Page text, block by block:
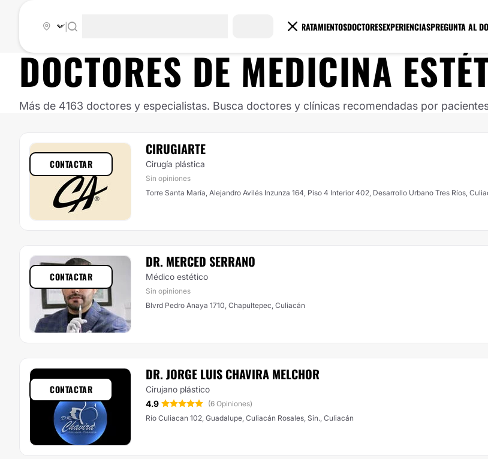
TRATAMIENTOSDOCTORESEXPERIENCIASPREGUNTA AL
DOCTORES DEMEDICINA
Más de 4163 doctores y especialistas. Busca doctores y clínicas recomendadas por
CIRUGIARTE
Cirugía plástica
Sin opiniones
Torre Santa María, Alejandro Avilés Inzunza 164, Piso 4 Interior 402, Desarrollo Urbano Tres Ríos,
CONTACTAR
DR. MERCED SERRANO
Médico estético
Sin opiniones
Blvrd Pedro Anaya 1710, Chapultepec, Culiacán
CONTACTAR
DR. JORGE LUIS CHAVIRA MELCHOR
Cirujano plástico
4.9
(6 Opiniones)
Río Culiacan 102, Guadalupe, Culiacán Rosales, Sin., Culiacán
CONTACTAR